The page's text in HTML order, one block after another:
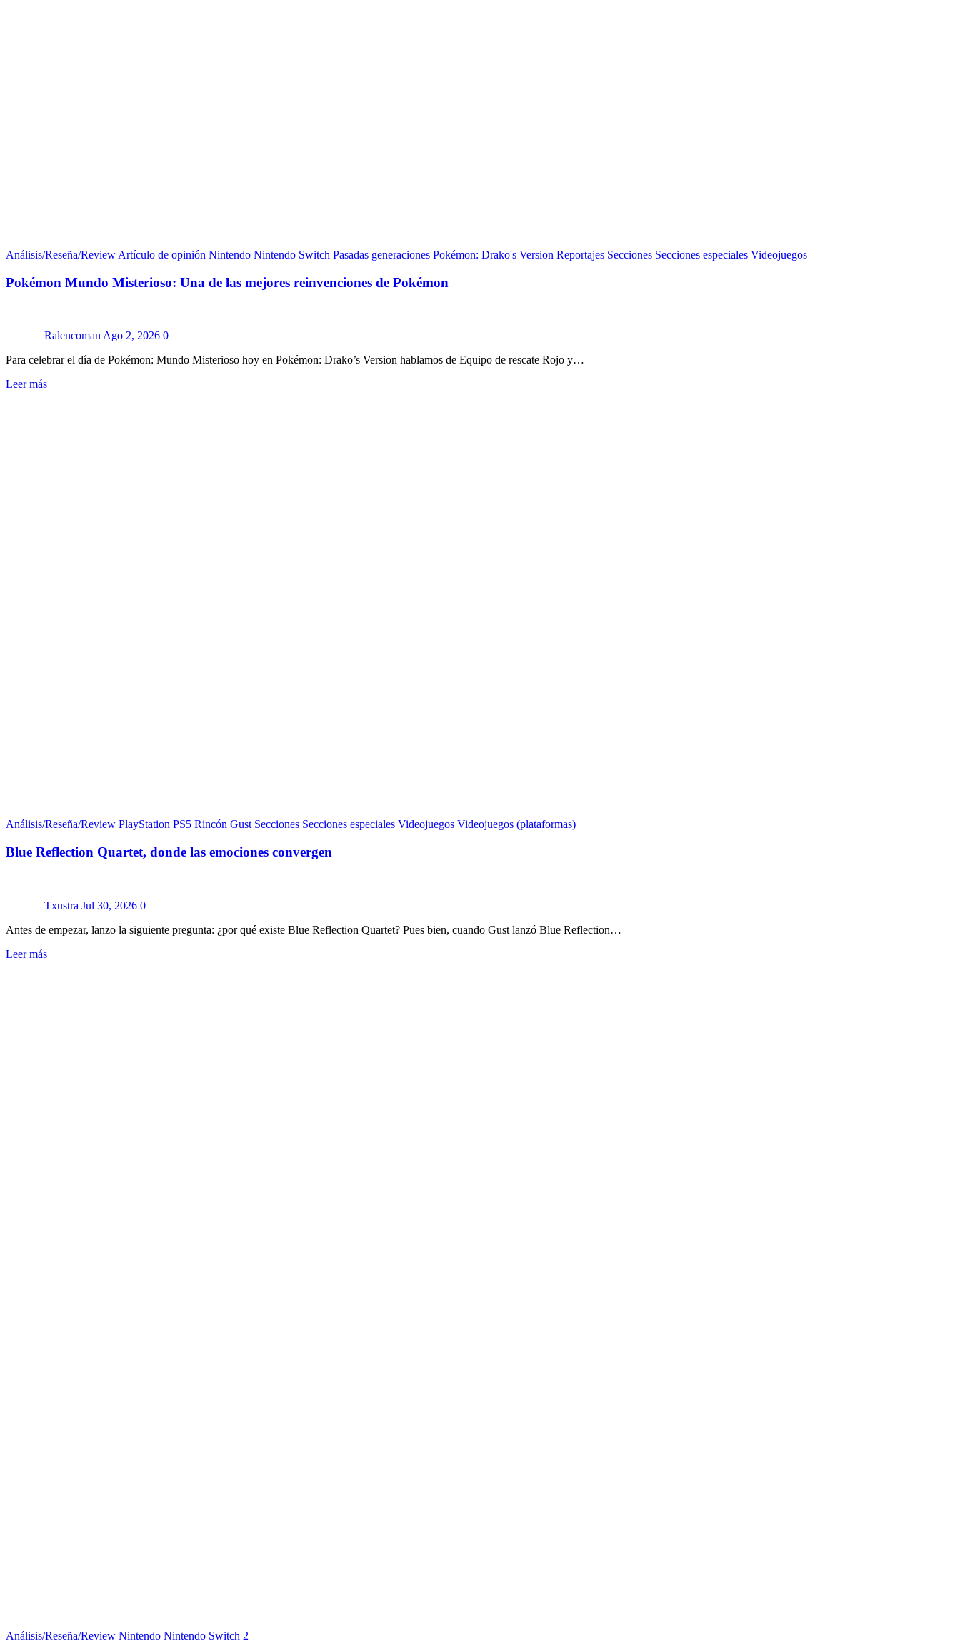
Análisis/Reseña/Review Artículo de opinión Nintendo Nintendo Switch Pasadas generaciones Pokémon: Drako's Version Reportajes Secciones Secciones especiales Videojuegos
Pokémon Mundo Misterioso: Una de las mejores reinvenciones de Pokémon
RalencomanAgo 2, 2026 0
Para celebrar el día de Pokémon: Mundo Misterioso hoy en Pokémon: Drako’s Version hablamos de Equipo de rescate Rojo y…
Leer más
Análisis/Reseña/Review PlayStation PS5 Rincón Gust Secciones Secciones especiales Videojuegos Videojuegos (plataformas)
Blue Reflection Quartet, donde las emociones convergen
Txustra Jul 30, 2026 0
Antes de empezar, lanzo la siguiente pregunta: ¿por qué existe Blue Reflection Quartet? Pues bien, cuando Gust lanzó Blue Reflection…
Leer más
Análisis/Reseña/Review Nintendo Nintendo Switch 2